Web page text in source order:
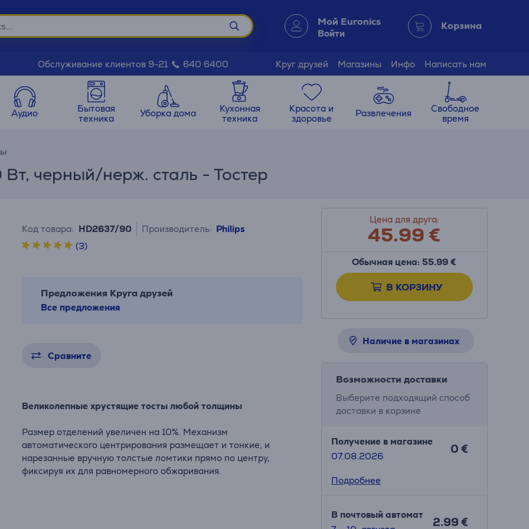
Мой Euronics
Войти
Корзина
Обслуживание клиентов 9-21 640 6400 Круг друзей Магазины Инфо Написать нам
Аудио
Бытовая
техника
Уборка дома
Кухонная
техника
Красота и
здоровье
Развлечения
Свободное
время
черный/нерж. сталь - Тостер
Код товара: HD2637/90 Производитель: Philips
(3)
Предложения Круга друзей
Все предложения
Сравните
Великолепные хрустящие тосты любой толщины
Размер отделений увеличен на 10%. Механизм
автоматического центрирования размещает и тонкие, и
нарезанные вручную толстые ломтики прямо по центру,
фиксируя их для равномерного обжаривания.
Цена для друга:
45.99€
Обычная цена: 55.99 €
В КОРЗИНУ
Наличие в магазинах
Возможности доставки
Выберите подходящий способ
доставки в корзине
Получение в магазине
07.08.2026
0 €
Подробнее
В почтовый автомат
2.99 €